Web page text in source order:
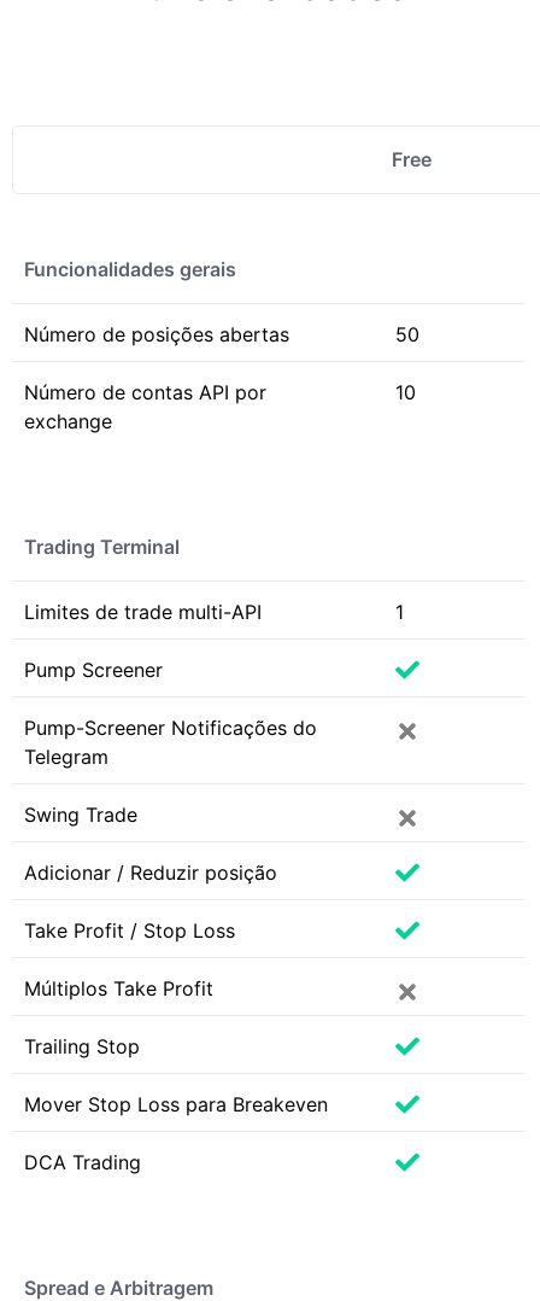
Free
Funcionalidades gerais
Número de posições abertas 50
Número de contas API por
exchange
10
Trading Terminal
Limites de trade multi-API 1
Pump Screener
Pump-Screener Notificações do
Telegram
Swing Trade
Adicionar / Reduzir posição
Take Profit / Stop Loss
Múltiplos Take Profit
Trailing Stop
Mover Stop Loss para Breakeven
DCA Trading
Spread e Arbitragem